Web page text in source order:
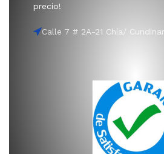
precio!
Calle 7 # 2A-21 Chía/